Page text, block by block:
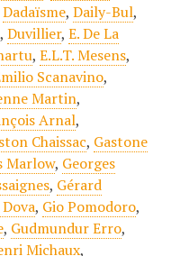
Dadaïsme, Daily-Bul,
, Duvillier, E. De La
, E.L.T. Mesens,
Scanavino,
Martin,
Arnal,
Chaissac, Gastone
Marlow, Georges
, Gérard
, Gio Pomodoro,
, Gudmundur Erro,
Michaux,